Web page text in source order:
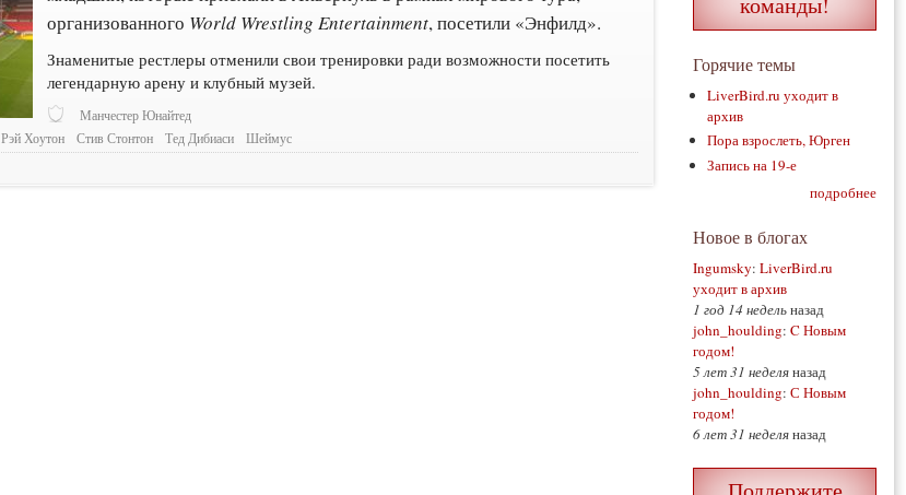
организованного World Wrestling Entertainment, посетили «Энфилд».
Знаменитые рестлеры отменили свои тренировки ради возможности посетить
легендарную арену и клубный музей.
Манчестер Юнайтед
Рэй Хоутон Стив Стонтон Тед Дибиаси Шеймус
Горячие темы
LiverBird.ru уходит в
архив
Пора взрослеть, Юрген
Запись на 19-е
подробнее
Новое в блогах
Ingumsky: LiverBird.ru
уходит в архив
1 год 14 недельназад
john_houlding: C Новым
годом!
5 лет 31 неделяназад
john_houlding: С Новым
годом!
6 лет 31 неделяназад